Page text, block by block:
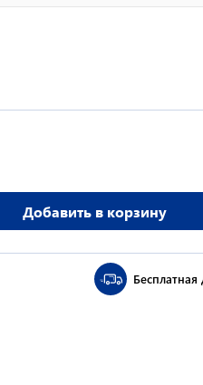
Добавить в корзину
Бесплатная